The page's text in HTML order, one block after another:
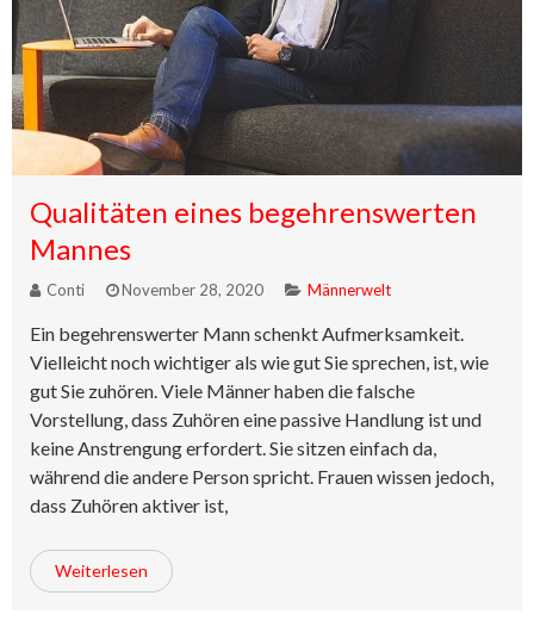
Qualitäten eines begehrenswerten
Mannes
Conti November 28, 2020 Männerwelt
Ein begehrenswerter Mann schenkt Aufmerksamkeit.
Vielleicht noch wichtiger als wie gut Sie sprechen, ist, wie
gut Sie zuhören. Viele Männer haben die falsche
Vorstellung, dass Zuhören eine passive Handlung ist und
keine Anstrengung erfordert. Sie sitzen einfach da,
während die andere Person spricht. Frauen wissen jedoch,
dass Zuhören aktiver ist,
Weiterlesen